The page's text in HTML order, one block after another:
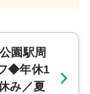
園駅周
◆年休1
み／夏